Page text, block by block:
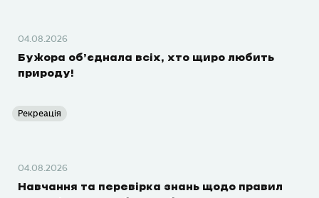
04.08.2026
Бужора об’єднала всіх, хто щиро любить
природу!
Рекреація
04.08.2026
Навчання та перевірка знань щодо правил